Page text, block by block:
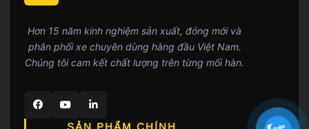
Hơn 15 năm kinh nghiệm sản xuất, đóng mới và
phân phối xe chuyên dùng hàng đầu Việt Nam.
Chúng tôi cam kết chất lượng trên từng mối hàn.